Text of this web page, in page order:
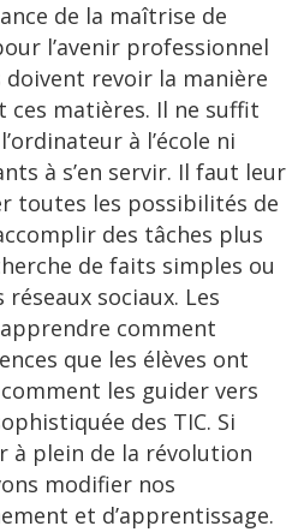
de la maîtrise de
l’avenir professionnel
doivent revoir la manière
ces matières. Il ne suffit
à l’école ni
à s’en servir. Il faut leur
toutes les possibilités de
des tâches plus
de faits simples ou
sociaux. Les
comment
que les élèves ont
les guider vers
des TIC. Si
à plein de la révolution
modifier nos
et d’apprentissage.